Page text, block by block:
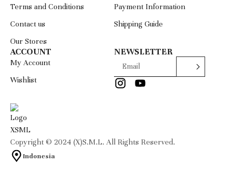
Terms and Conditions
Contact us
Our Stores
Payment Information
Shipping Guide
ACCOUNT
My Account
Wishlist
NEWSLETTER
Copyright © 2024 (X)S.M.L. All Rights Reserved.
Indonesia